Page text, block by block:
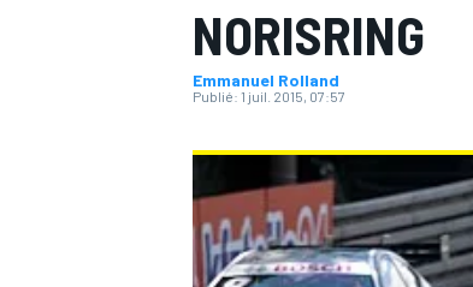
MOTOGP
NORISRING
Emmanuel Rolland
Publié: 1 juil. 2015, 07:57